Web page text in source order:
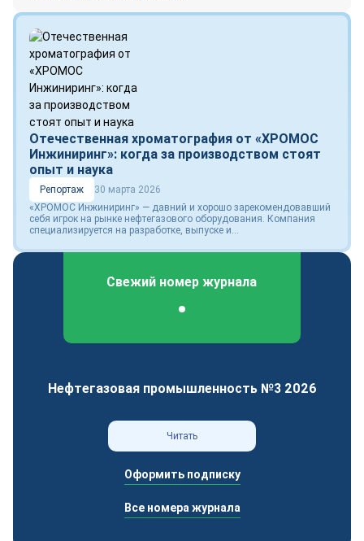
Отечественная хроматография от «ХРОМОС
Инжиниринг»: когда за производством стоят
опыт и наука
Репортаж
30 марта 2026
«ХРОМОС Инжиниринг» — давний и хорошо зарекомендовавший
себя игрок на рынке нефтегазового оборудования. Компания
специализируется на разработке, выпуске и...
Свежий номер журнала
Нефтегазовая промышленность №3 2026
Читать
Оформить подписку
Все номера журнала